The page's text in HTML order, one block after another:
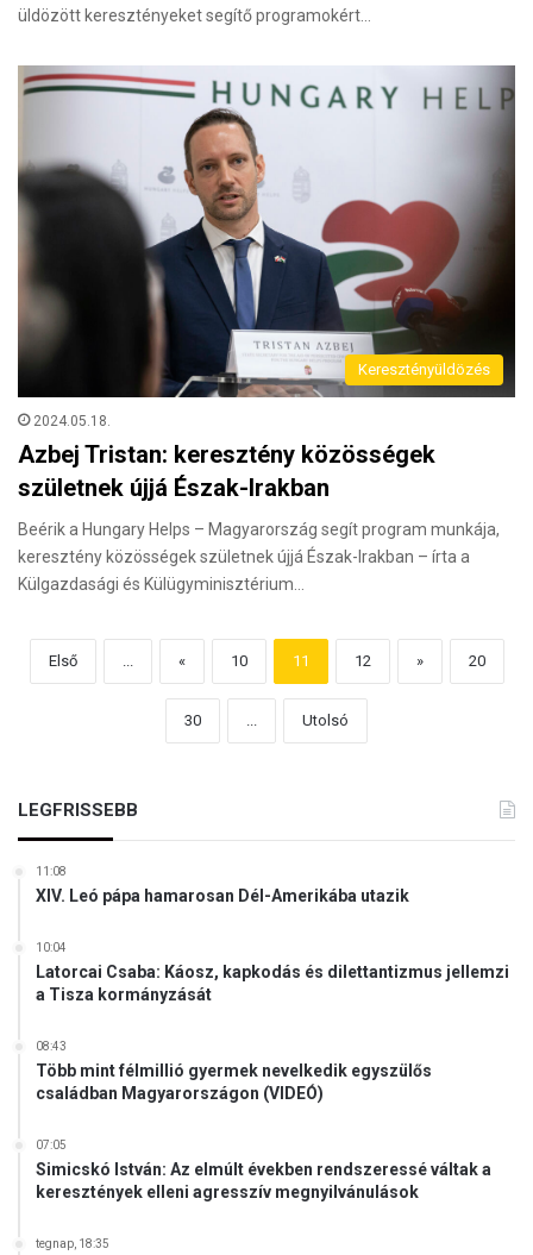
üldözött keresztényeket segítő programokért…
Keresztényüldözés
2024.05.18.
Azbej Tristan: keresztény közösségek
születnek újjá Észak-Irakban
Beérik a Hungary Helps – Magyarország segít program munkája,
keresztény közösségek születnek újjá Észak-Irakban – írta a
Külgazdasági és Külügyminisztérium…
Első ... « 10 11 12 » 20
30 ... Utolsó
LEGFRISSEBB
11:08
XIV. Leó pápa hamarosan Dél-Amerikába utazik
10:04
Latorcai Csaba: Káosz, kapkodás és dilettantizmus jellemzi
a Tisza kormányzását
08:43
Több mint félmillió gyermek nevelkedik egyszülős
családban Magyarországon (VIDEÓ)
07:05
Simicskó István: Az elmúlt években rendszeressé váltak a
keresztények elleni agresszív megnyilvánulások
tegnap, 18:35